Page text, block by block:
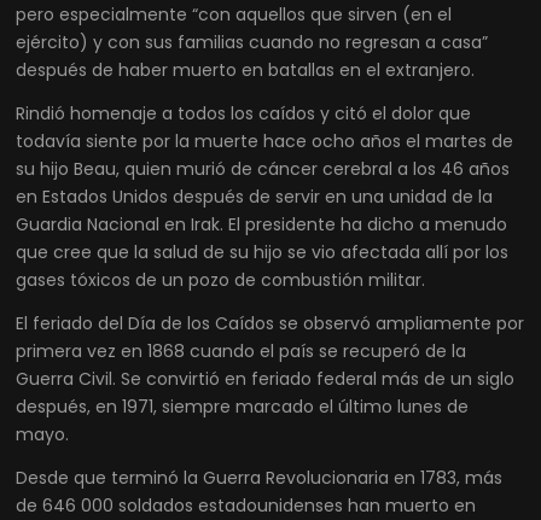
pero especialmente “con aquellos que sirven (en el
ejército) y con sus familias cuando no regresan a casa”
después de haber muerto en batallas en el extranjero.
Rindió homenaje a todos los caídos y citó el dolor que
todavía siente por la muerte hace ocho años el martes de
su hijo Beau, quien murió de cáncer cerebral a los 46 años
en Estados Unidos después de servir en una unidad de la
Guardia Nacional en Irak. El presidente ha dicho a menudo
que cree que la salud de su hijo se vio afectada allí por los
gases tóxicos de un pozo de combustión militar.
El feriado del Día de los Caídos se observó ampliamente por
primera vez en 1868 cuando el país se recuperó de la
Guerra Civil. Se convirtió en feriado federal más de un siglo
después, en 1971, siempre marcado el último lunes de
mayo.
Desde que terminó la Guerra Revolucionaria en 1783, más
de 646 000 soldados estadounidenses han muerto en